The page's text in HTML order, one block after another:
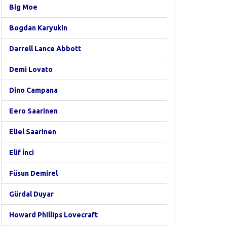
Big Moe
Bogdan Karyukin
Darrell Lance Abbott
Demi Lovato
Dino Campana
Eero Saarinen
Eliel Saarinen
Elif İnci
Füsun Demirel
Gürdal Duyar
Howard Phillips Lovecraft